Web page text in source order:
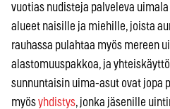
vuotias nudisteja palveleva
alueet naisille ja miehille, joista
rauhassa pulahtaa myös mereen
alastomuuspakkoa, ja
sunnuntaisin uima-asut ovat jopa
myösyhdistys, jonka jäsenille